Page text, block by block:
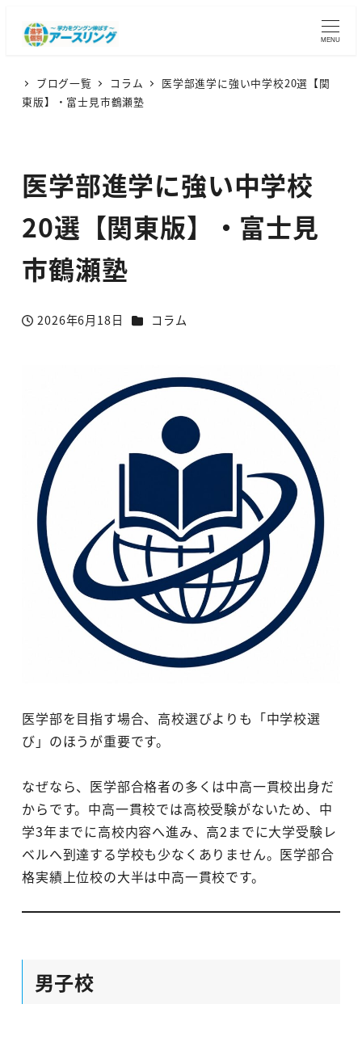
MENU
ブログ一覧 コラム
医学部進学に強い中学校20選【関
東版】・富士見市鶴瀬塾
医学部進学に強い中学校
20選【関東版】・富士見
市鶴瀬塾
投稿日
2026年6月18日 カテゴリー
コラム
医学部を目指す場合、高校選びよりも「中学校選
び」のほうが重要です。
なぜなら、医学部合格者の多くは中高一貫校出身だ
からです。中高一貫校では高校受験がないため、中
学3年までに高校内容へ進み、高2までに大学受験レ
ベルへ到達する学校も少なくありません。医学部合
格実績上位校の大半は中高一貫校です。
男子校